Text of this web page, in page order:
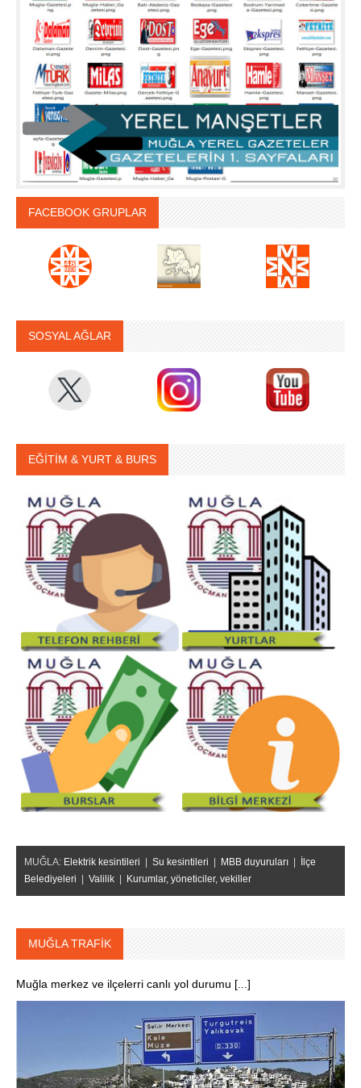
FACEBOOK GRUPLAR
SOSYAL AĞLAR
EĞİTİM & YURT & BURS
MUĞLA: Elektrik kesintileri Su kesintileri MBB duyuruları
İlçe
Belediyeleri
Valilik Kurumlar, yöneticiler, vekiller
MUĞLA TRAFİK
Muğla merkez ve ilçelerri canlı yol durumu [...]